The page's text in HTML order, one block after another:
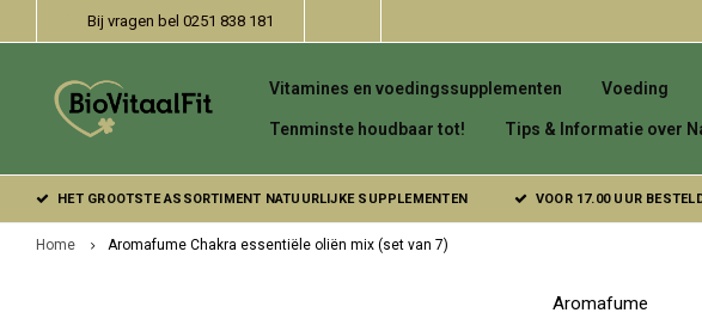
Bij vragen bel 0251 838 181
Vitamines en voedingssupplementen Voeding
Tenminste houdbaar tot! Tips & Informatie over
HET GROOTSTE ASSORTIMENT NATUURLIJKE SUPPLEMENTEN VOOR 17.00 UUR
Home Aromafume Chakra essentiële oliën mix (set van 7)
Aromafume